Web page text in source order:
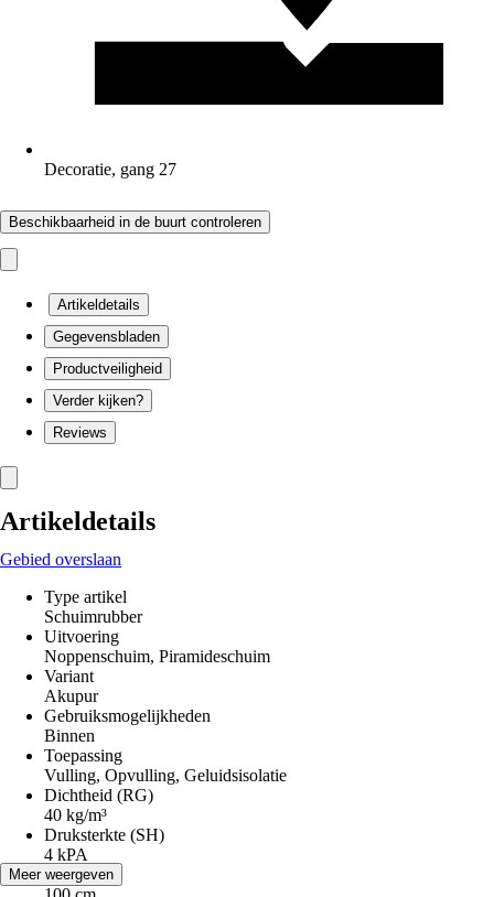
Decoratie, gang 27
Beschikbaarheid in de buurt controleren
Artikeldetails
Gegevensbladen
Productveiligheid
Verder kijken?
Reviews
Artikeldetails
Gebied overslaan
Type artikel
Schuimrubber
Uitvoering
Noppenschuim, Piramideschuim
Variant
Akupur
Gebruiksmogelijkheden
Binnen
Toepassing
Vulling, Opvulling, Geluidsisolatie
Dichtheid (RG)
40 kg/m³
Druksterkte (SH)
4 kPA
Breedte
Meer weergeven